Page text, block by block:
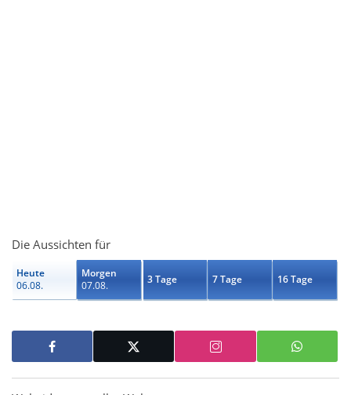
Die Aussichten für
Heute
06.08.
Morgen
07.08.
3 Tage 7 Tage 16 Tage